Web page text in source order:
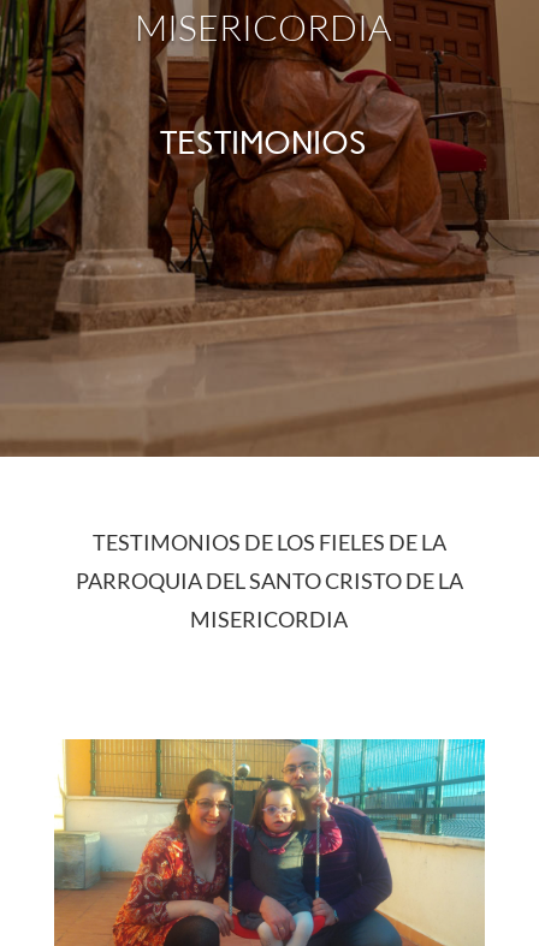
MISERICORDIA
TESTIMONIOS
TESTIMONIOS DE LOS FIELES DE LA
PARROQUIA DEL SANTO CRISTO DE LA
MISERICORDIA